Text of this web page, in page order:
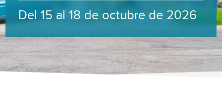
Del 15 al 18 de octubre de 2026